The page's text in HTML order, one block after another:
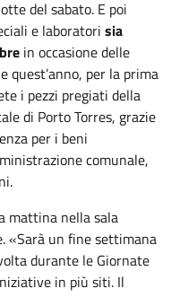
del sabato. E poi
e laboratori sia
in occasione delle
quest’anno, per la prima
i pezzi pregiati della
di Porto Torres, grazie
per i beni
comunale,
mattina nella sala
«Sarà un fine settimana
durante le Giornate
in più siti. Il